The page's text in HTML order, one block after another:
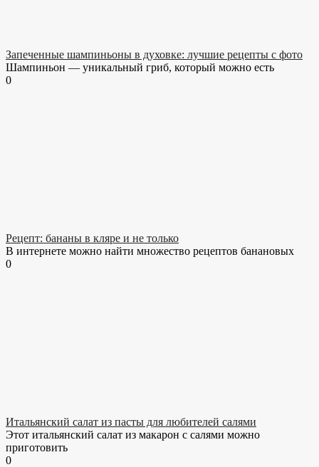
Запеченные шампиньоны в духовке: лучшие рецепты с фото
Шампиньон — уникальный гриб, который можно есть
0
Рецепт: бананы в кляре и не только
В интернете можно найти множество рецептов банановых
0
Итальянский салат из пасты для любителей салями
Этот итальянский салат из макарон с салями можно
приготовить
0